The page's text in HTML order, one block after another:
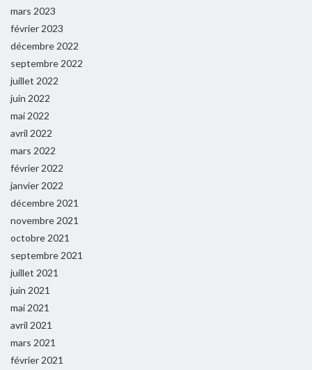
mars 2023
février 2023
décembre 2022
septembre 2022
juillet 2022
juin 2022
mai 2022
avril 2022
mars 2022
février 2022
janvier 2022
décembre 2021
novembre 2021
octobre 2021
septembre 2021
juillet 2021
juin 2021
mai 2021
avril 2021
mars 2021
février 2021